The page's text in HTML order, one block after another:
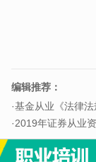
编辑推荐：
·基金从业《法律
·2019年证券从业资